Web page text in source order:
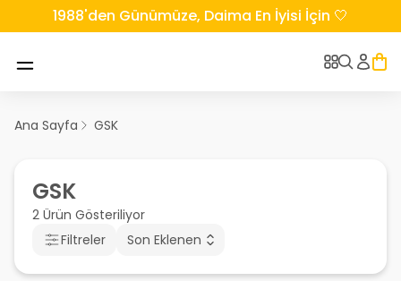
1988'den Günümüze, Daima En İyisi İçin 🤍
Ana Sayfa GSK
GSK
2 Ürün Gösteriliyor
Filtreler
Son Eklenen